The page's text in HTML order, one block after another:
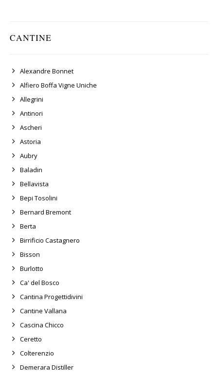
CANTINE
Alexandre Bonnet
Alfiero Boffa Vigne Uniche
Allegrini
Antinori
Ascheri
Astoria
Aubry
Baladin
Bellavista
Bepi Tosolini
Bernard Bremont
Berta
Birrificio Castagnero
Bisson
Burlotto
Ca' del Bosco
Cantina Progettidivini
Cantine Vallana
Cascina Chicco
Ceretto
Colterenzio
Demerara Distiller